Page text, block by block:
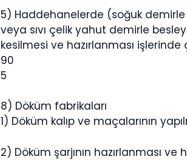
5) Haddehanelerde (soğuk demirle
veya sıvı çelik yahut demirle
kesilmesi ve hazırlanması işlerinde
90
5
8) Döküm fabrikaları
1) Döküm kalıp ve maçalarının
2) Döküm şarjının hazırlanması